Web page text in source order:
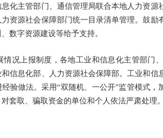
化主管部门、通信管理局联合本地人力资源
资源社会保障部门统一目录清单管理。鼓励
、数字资源建设等给予支持。
情况上报制度，各地工业和信息化主管部门
信息化部、人力资源社会保障部。工业和信
验做法。采用“双随机、一公开”监管模式
套取、骗取资金的单位和个人依法严肃处理。